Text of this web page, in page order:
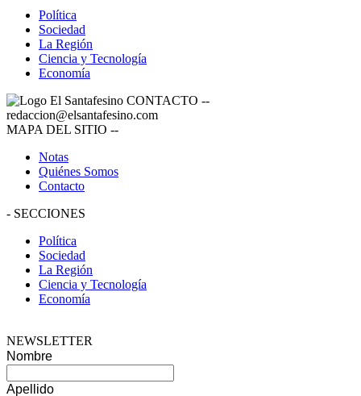
Política
Sociedad
La Región
Ciencia y Tecnología
Economía
CONTACTO --
redaccion@elsantafesino.com
MAPA DEL SITIO --
Notas
Quiénes Somos
Contacto
- SECCIONES
Política
Sociedad
La Región
Ciencia y Tecnología
Economía
NEWSLETTER
Nombre
Apellido